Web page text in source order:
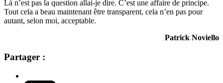
Là n’est pas la question allai-je dire. C’est une affaire de principe.
Tout cela a beau maintenant être transparent, cela n’en pas pour
autant, selon moi, acceptable.
Patrick Noviello
Partager :